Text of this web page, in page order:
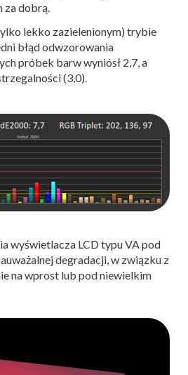
za dobrą.
lekko zazielenionym) trybie
błąd odwzorowania
próbek barw wyniósł 2,7, a
(3,0).
wyświetlacza LCD typu VA pod
degradacji, w związku z
na wprost lub pod niewielkim